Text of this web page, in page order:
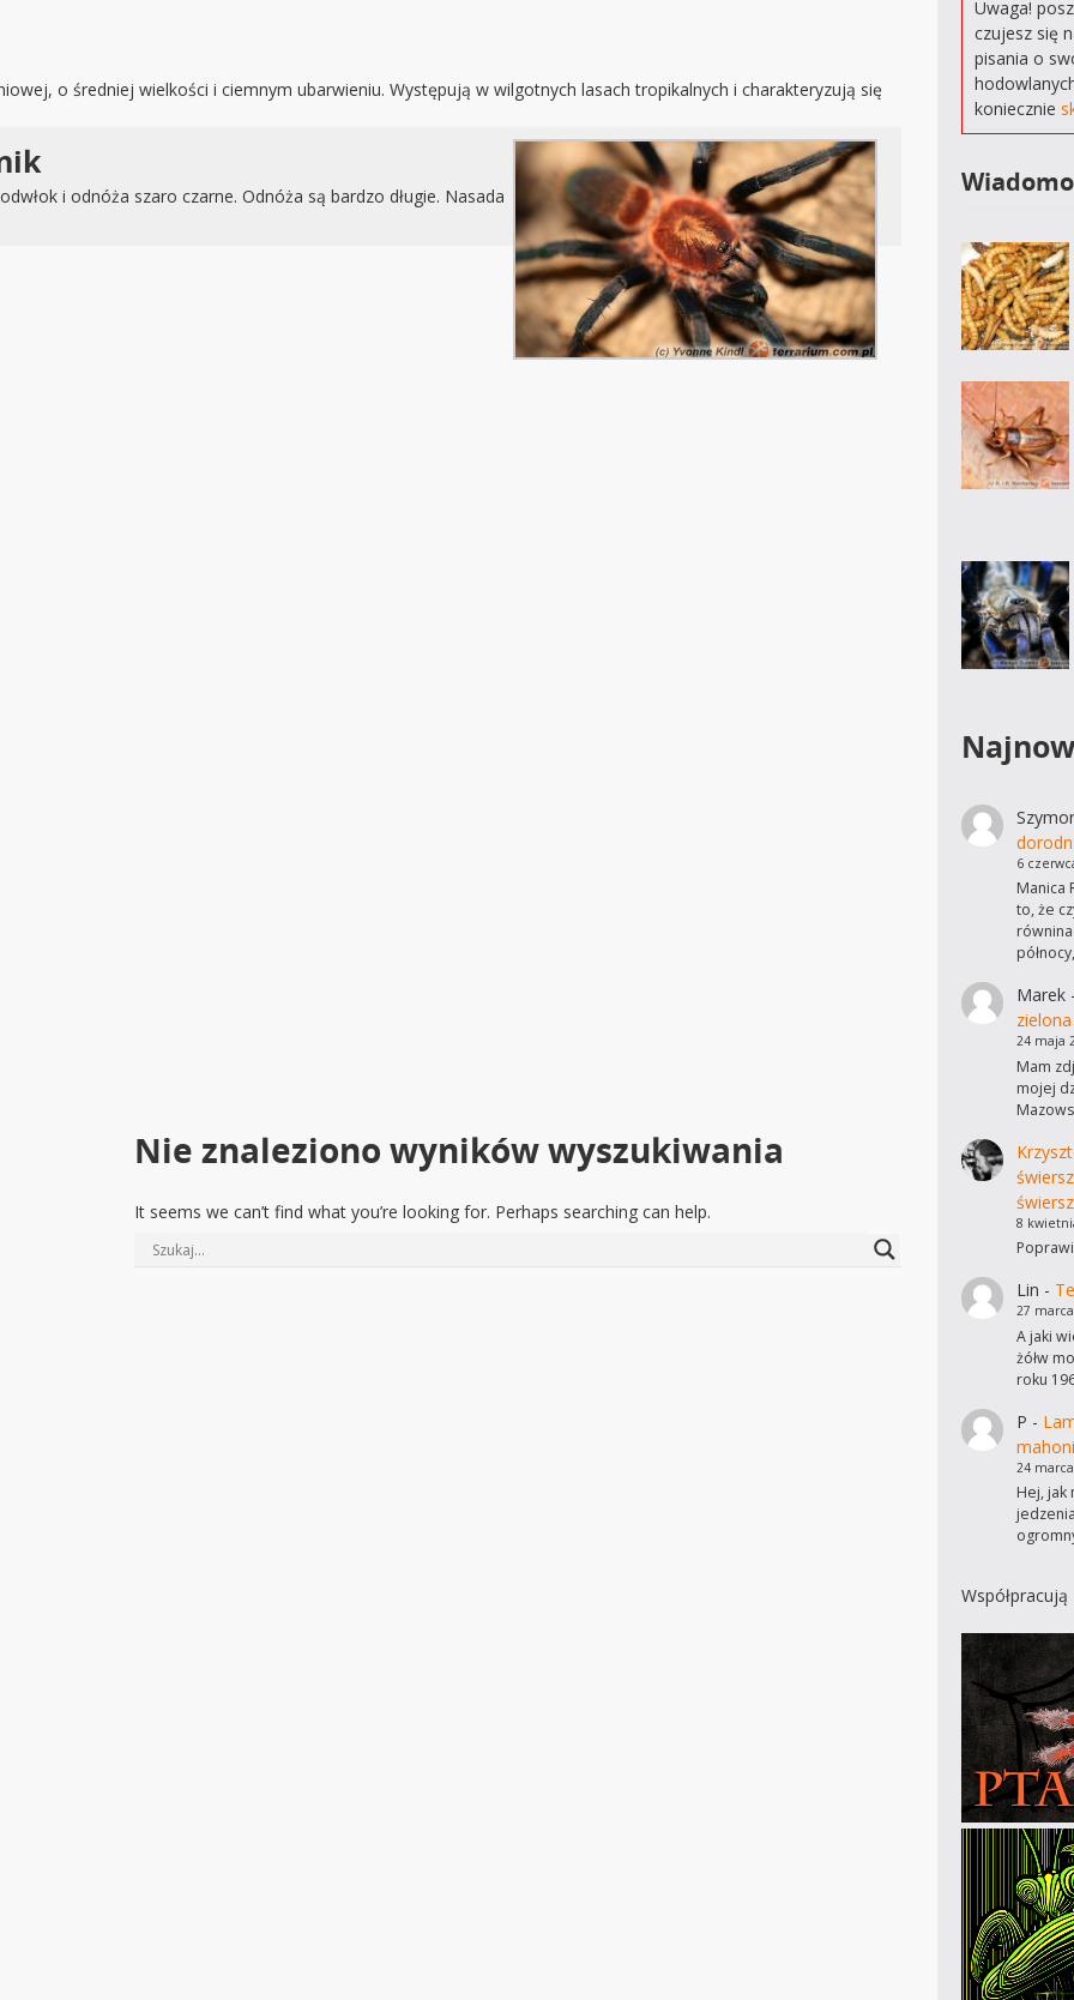
o średniej wielkości i ciemnym ubarwieniu. Występują w wilgotnych lasach tropikalnych i charakteryzują się
i odnóża szaro czarne. Odnóża są bardzo długie. Nasada
Nie znaleziono wyników wyszukiwania
It seems we can’t find what you’re looking for. Perhaps searching can help.
Uwaga!
czujesz się
pisania o
koniecznie
6
Manica
to, że
Marek
zielona
24 maja
Mam
mojej
8
Lin -
27
A jaki
żółw
roku
P -
24
Hej, jak